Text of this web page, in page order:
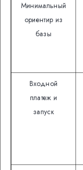
Минимальный
ориентир из
базы
Входной
платеж и
запуск